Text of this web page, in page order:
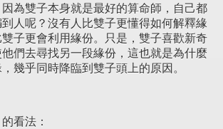
為雙子本身就是最好的算命師，自己都
人呢？沒有人比雙子更懂得如何解釋緣
子更會利用緣份。只是，雙子喜歡新奇
們去尋找另一段緣份，這也就是為什麼
幾乎同時降臨到雙子頭上的原因。
看法：